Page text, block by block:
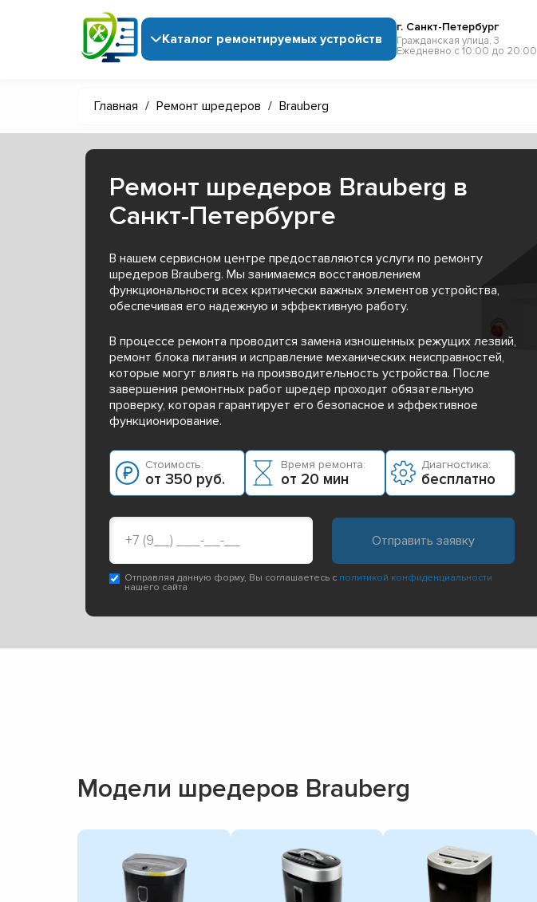
Каталог ремонтируемых устройств
г. Санкт-Петербург
Гражданская улица, 3
Ежедневно с 10:00 до 20:00
Главная / Ремонт шредеров / Brauberg
Ремонт шредеров Brauberg в
Санкт-Петербурге
В нашем сервисном центре предоставляются услуги по ремонту
шредеров Brauberg. Мы занимаемся восстановлением
функциональности всех критически важных элементов устройства,
обеспечивая его надежную и эффективную работу.
В процессе ремонта проводится замена изношенных режущих лезвий,
ремонт блока питания и исправление механических неисправностей,
которые могут влиять на производительность устройства. После
завершения ремонтных работ шредер проходит обязательную
проверку, которая гарантирует его безопасное и эффективное
функционирование.
Стоимость:
от 350 руб.
Время ремонта:
от 20 мин
Диагностика:
бесплатно
Отправляя данную форму, Вы соглашаетесь с политикой конфиденциальности
нашего сайта
Модели шредеров Brauberg